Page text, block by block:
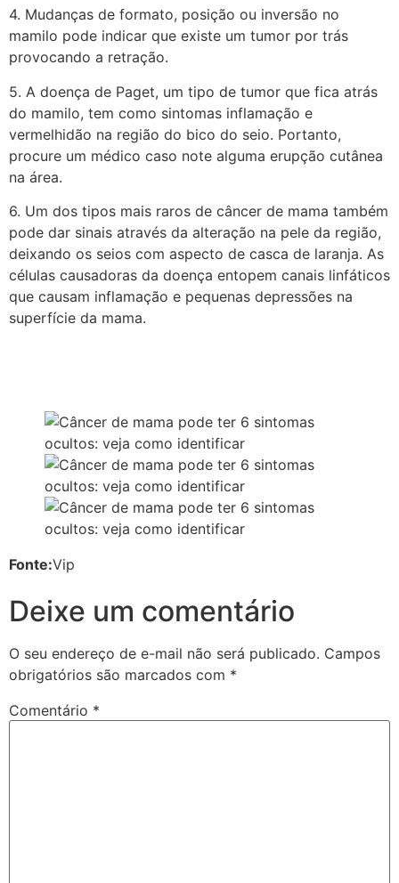
4. Mudanças de formato, posição ou inversão no
mamilo pode indicar que existe um tumor por trás
provocando a retração.
5. A doença de Paget, um tipo de tumor que fica atrás
do mamilo, tem como sintomas inflamação e
vermelhidão na região do bico do seio. Portanto,
procure um médico caso note alguma erupção cutânea
na área.
6. Um dos tipos mais raros de câncer de mama também
pode dar sinais através da alteração na pele da região,
deixando os seios com aspecto de casca de laranja. As
células causadoras da doença entopem canais linfáticos
que causam inflamação e pequenas depressões na
superfície da mama.
Fonte:Vip
Deixe um comentário
O seu endereço de e-mail não será publicado. Campos
obrigatórios são marcados com *
Comentário *